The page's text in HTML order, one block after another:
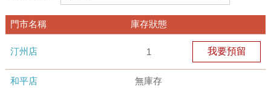
門市名稱 庫存狀態
汀州店 1 我要預留
和平店 無庫存